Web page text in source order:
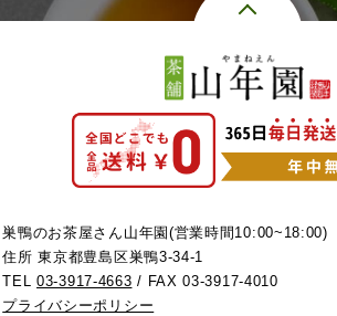
巣鴨のお茶屋さん山年園(営業時間10:00~18:00)
住所 東京都豊島区巣鴨3-34-1
TEL03-3917-4663 / FAX 03-3917-4010
プライバシーポリシー